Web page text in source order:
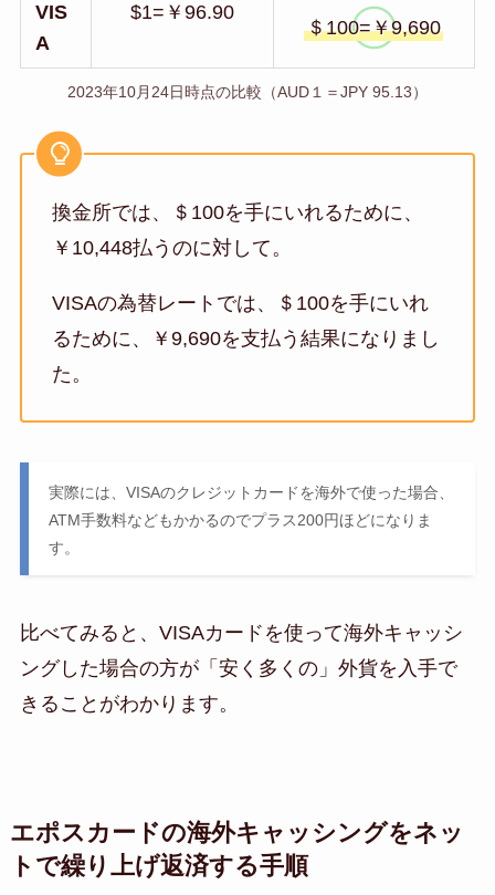
VIS
A
$1=￥96.90
＄100=￥9,690
2023年10月24日時点の比較（AUD１＝JPY 95.13）
換金所では、＄100を手にいれるために、
￥10,448払うのに対して。
VISAの為替レートでは、＄100を手にいれ
るために、￥9,690を支払う結果になりまし
た。
実際には、VISAのクレジットカードを海外で使った場合、
ATM手数料などもかかるのでプラス200円ほどになりま
す。
比べてみると、VISAカードを使って海外キャッシ
ングした場合の方が「安く多くの」外貨を入手で
きることがわかります。
エポスカードの海外キャッシングをネッ
トで繰り上げ返済する手順